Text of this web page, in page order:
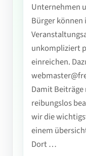
Unternehmen
Bürger
unkompliziert
einreichen.
Damit
reibungslos
wir die
einem
Dort …